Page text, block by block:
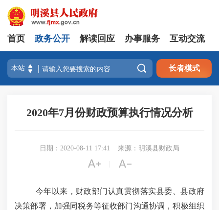
首页 政务公开 解读回应 办事服务 互动交流
 长者模式
2020年7月份财政预算执行情况分析
日期：2020-08-11 17:41 来源：明溪县财政局
 
今年以来，财政部门认真贯彻落实县委、县政府
决策部署，加强同税务等征收部门沟通协调，积极组织